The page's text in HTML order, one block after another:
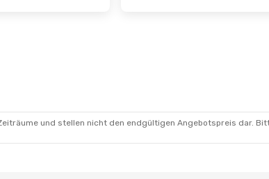
und stellen nicht den endgültigen Angebotspreis dar.